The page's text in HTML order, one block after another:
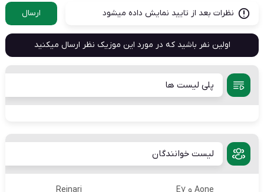
نظرات بعد از تایید نمایش داده میشود ارسال
اولین نفر باشید که در مورد این موزیک نظر ارسال میکنید
پلی لیست ها
لیست خوانندگان